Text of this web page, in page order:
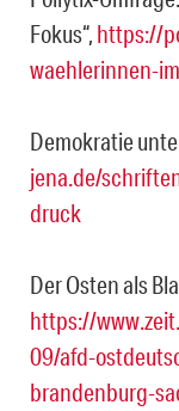
Fokus“, https://
waehlerinnen-
Demokratie
jena.de/
druck
Der Osten als
https://
09/afd-
brandenburg-